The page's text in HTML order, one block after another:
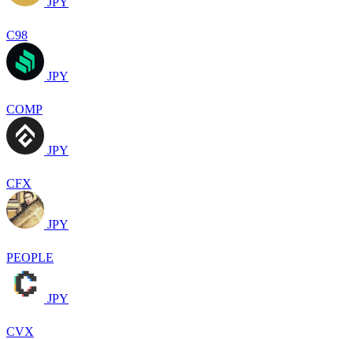
C98
JPY
COMP
JPY
CFX
JPY
PEOPLE
JPY
CVX